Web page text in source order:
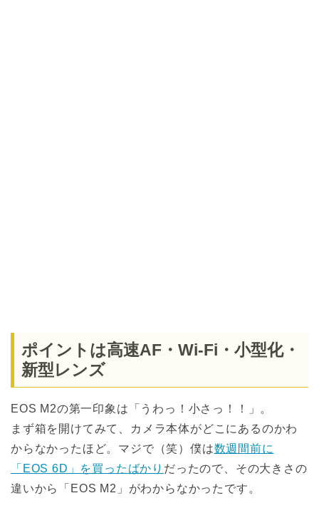
ポイントは高速AF・Wi-Fi・小型化・
新型レンズ
EOS M2の第一印象は「うわっ！小さっ！！」。
まず箱を開けてみて、カメラ本体がどこにあるのかわ
からなかったほど。マジで（笑）僕は数週間前に
「EOS 6D」を買ったばかり だったので、その大きさの
違いから「EOS M2」がわからなかったです。